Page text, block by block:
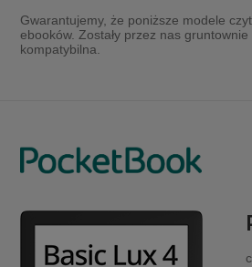
Gwarantujemy, że poniższe modele
ebooków. Zostały przez nas
kompatybilna.